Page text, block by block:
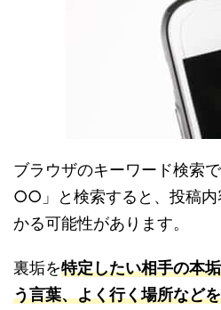
ブラウザのキーワード検索
○○」と検索すると、投稿内
かる可能性があります。
裏垢を特定したい相手の本
う言葉、よく行く場所など